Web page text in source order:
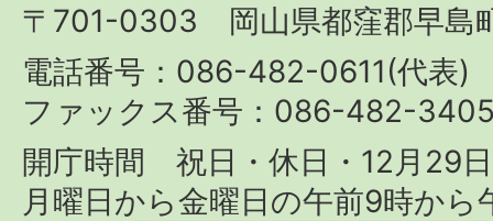
Hayashima
Town
〒701-0303 岡山県都窪郡早島
電話番号：086-482-0611(代表)
ファックス番号：086-482-
開庁時間 祝日・休日・12月29
月曜日から金曜日の午前9時か